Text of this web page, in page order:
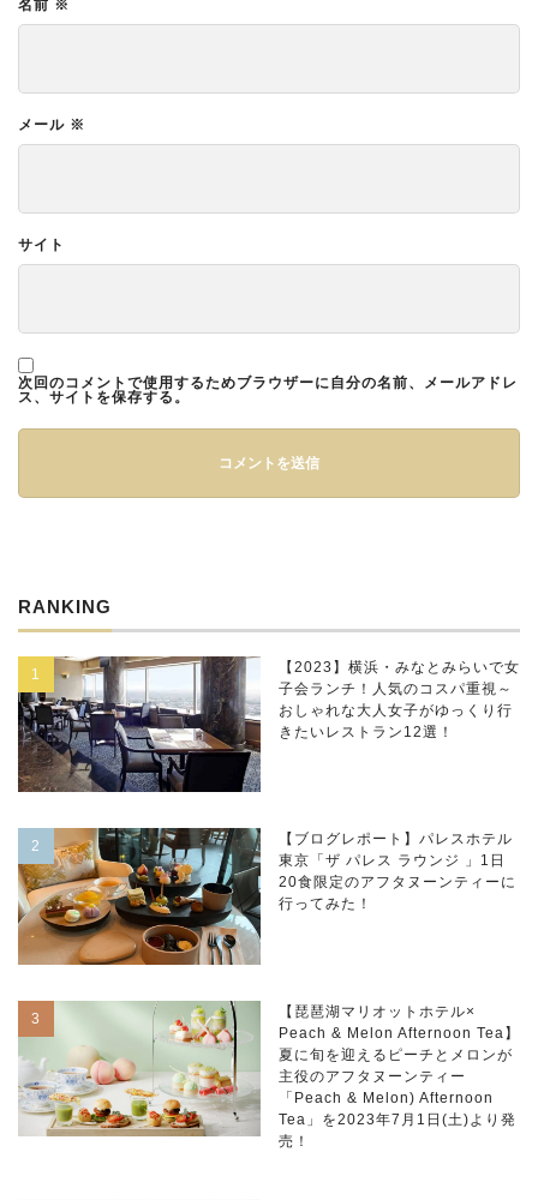
名前 ※
メール ※
サイト
次回のコメントで使用するためブラウザーに自分の名前、メールアドレ
ス、サイトを保存する。
RANKING
【2023】横浜・みなとみらいで女
子会ランチ！人気のコスパ重視～
おしゃれな大人女子がゆっくり行
きたいレストラン12選！
【ブログレポート】パレスホテル
東京「ザ パレス ラウンジ 」1日
20食限定のアフタヌーンティーに
行ってみた！
【琵琶湖マリオットホテル×
Peach & Melon Afternoon Tea】
夏に旬を迎えるピーチとメロンが
主役のアフタヌーンティー
「Peach & Melon) Afternoon
Tea」を2023年7月1日(土)より発
売！